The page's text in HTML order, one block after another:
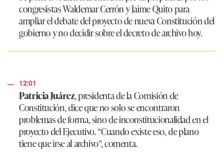
congresistas Waldemar Cerrón y Jaime Quito para
ampliar el debate del proyecto de nueva Constitución del
gobierno y no decidir sobre el decreto de archivo hoy.
12:01
Patricia Juárez, presidenta de la Comisión de
Constitución, dice que no solo se encontraron
problemas de forma, sino de inconstitucionalidad en el
proyecto del Ejecutivo.“Cuando existe eso, de plano
tiene que irse al archivo”, comenta.